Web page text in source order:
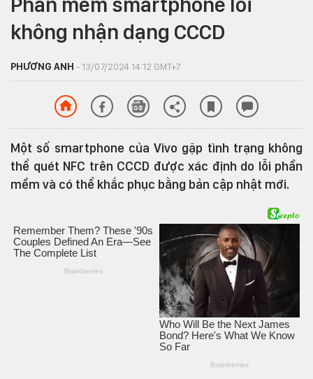
không nhận dạng CCCD
PHƯƠNG ANH - 13/07/2024 14:12 GMT+7
Một số smartphone của Vivo gặp tình trạng không
thể quét NFC trên CCCD được xác định do lỗi phần
mềm và có thể khắc phục bằng bản cập nhật mới.